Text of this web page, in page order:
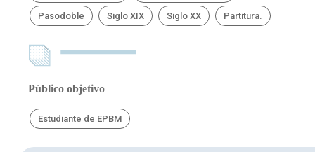
Pasodoble Siglo XIX Siglo XX Partitura.
Público objetivo
Estudiante de EPBM